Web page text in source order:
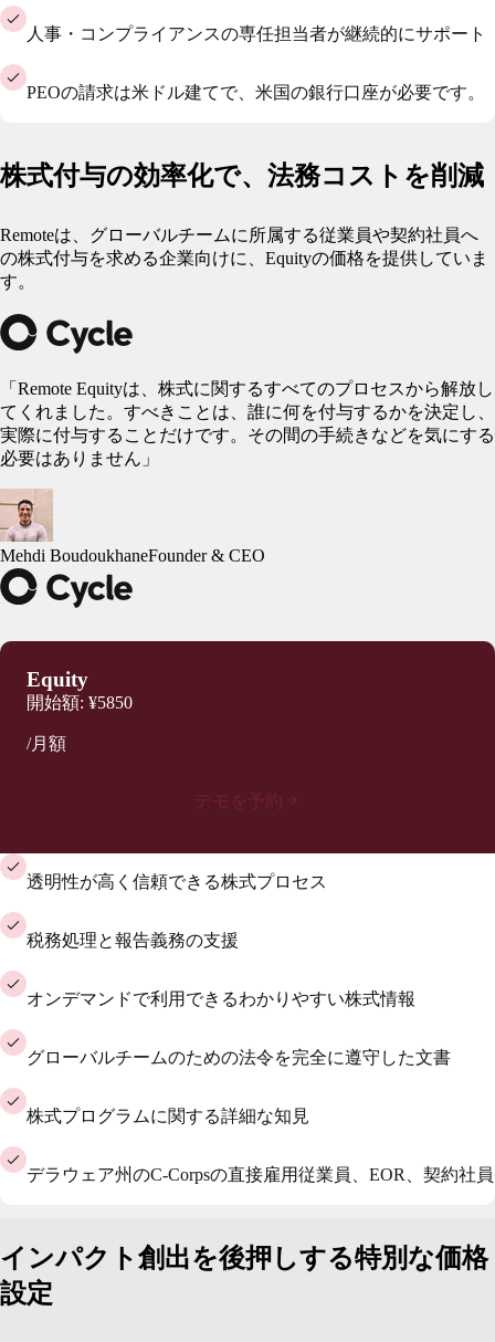
人事・コンプライアンスの専任担当者が継続的にサポート
PEOの請求は米ドル建てで、米国の銀行口座が必要です。
株式付与の効率化で、法務コストを削減
Remoteは、グローバルチームに所属する従業員や契約社員へ
の株式付与を求める企業向けに、Equityの価格を提供していま
す。
「Remote Equityは、株式に関するすべてのプロセスから解放し
てくれました。すべきことは、誰に何を付与するかを決定し、
実際に付与することだけです。その間の手続きなどを気にする
必要はありません」
Mehdi BoudoukhaneFounder & CEO
Equity
開始額: ¥5850
/月額
デモを予約
透明性が高く信頼できる株式プロセス
税務処理と報告義務の支援
オンデマンドで利用できるわかりやすい株式情報
グローバルチームのための法令を完全に遵守した文書
株式プログラムに関する詳細な知見
デラウェア州のC-Corpsの直接雇用従業員、EOR、契約社員
インパクト創出を後押しする特別な価格
設定